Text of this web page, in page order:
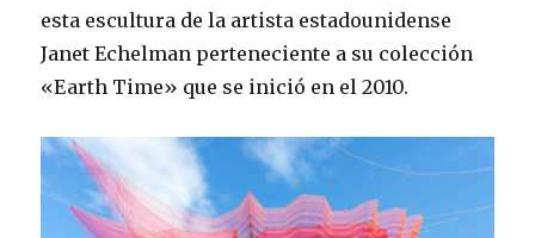
esta escultura de la artista estadounidense
Janet Echelman perteneciente a su colección
«Earth Time» que se inició en el 2010.